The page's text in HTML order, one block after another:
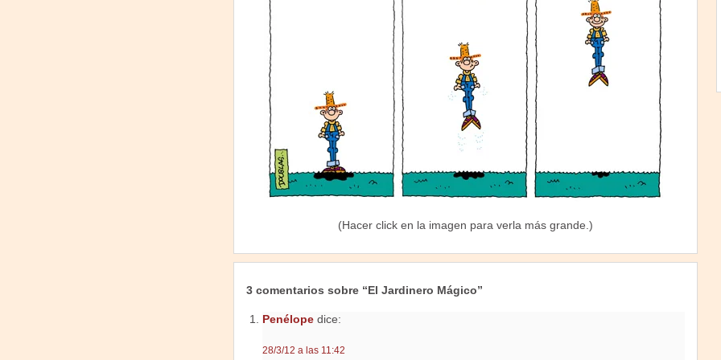
(Hacer click en la imagen para verla más grande.)
3 comentarios sobre “El Jardinero Mágico”
Penélopedice:
28/3/12 a las 11:42